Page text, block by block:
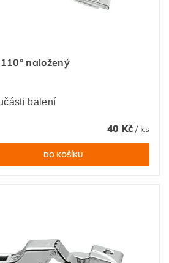
naložený
balení
40 Kč / ks